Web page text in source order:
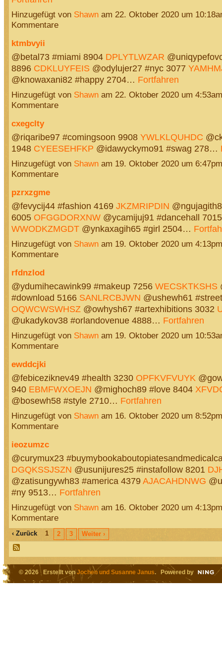
Hinzugefügt von Shawnam 22. Oktober 2020 um
Kommentare
ktmbvyii
@betal73 #miami 8904 DPLYTLWZAR
8896 CDKLUYFEIS @odylujer27 #nyc 3077
@knowaxani82 #happy 2704… Fortfahren
Hinzugefügt von Shawnam 22. Oktober 2020 um
Kommentare
cxegclty
@riqaribe97 #comingsoon 9908 YWLKLQUHDC
1948 CYEESEHFKP @idawyckymo91 #swag 278…
Hinzugefügt von Shawnam 19. Oktober 2020 um
Kommentare
pzrxzgme
@fevycij44 #fashion 4169 JKZMRIPDIN
6005 OFGGDORXNW@ycamijuj91 #dancehall 7015
WWODKZMGDT@ynkaxagih65 #girl 2504…
Hinzugefügt von Shawnam 19. Oktober 2020 um
Kommentare
rfdnzlod
@ydumihecawink99 #makeup 7256 WECSKTKSHS
#download 5166 SANLRCBJWN @ushewh61
OQWCWSWHSZ@owhysh67 #artexhibitions 3032
@ukadykov38 #orlandovenue 4888… Fortfahren
Hinzugefügt von Shawnam 19. Oktober 2020 um
Kommentare
ewddcjki
@febiceziknev49 #health 3230 OPFKVFVUYK
940 EBMFWXOEJN @mighoch89 #love 8404
@bosewh58 #style 2710… Fortfahren
Hinzugefügt von Shawnam 16. Oktober 2020 um
Kommentare
ieozumzc
@curymux23
DGQKSSJSZN @usunijures25 #instafollow 8201
@zatisungywh83 #america 4379 AJACAHDNWG
#ny 9513… Fortfahren
Hinzugefügt von Shawnam 16. Oktober 2020 um
Kommentare
‹ Zurück 1 2 3 Weiter ›
© 2026 Erstellt vonJochen und Susanne Janus. Powered by